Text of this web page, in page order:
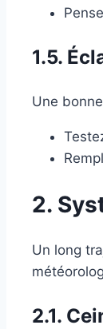
1.5.
Une
2.
Un long
2.1.